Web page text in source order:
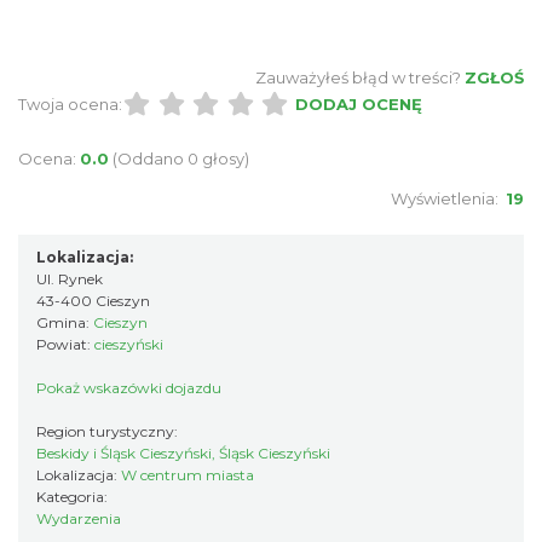
2026-08-16
Cieszyn
0.11 km
Zauważyłeś błąd w treści? ZGŁOŚ
Twoja ocena:
DODAJ OCENĘ
Ocena: 0.0 (Oddano 0 głosy)
Wyświetlenia: 19
Lokalizacja:
Ul. Rynek
43-400 Cieszyn
Gmina: Cieszyn
Powiat: cieszyński
Pokaż wskazówki dojazdu
Region turystyczny:
Beskidy i Śląsk Cieszyński, Śląsk Cieszyński
Lokalizacja: W centrum miasta
Kategoria:
Wydarzenia